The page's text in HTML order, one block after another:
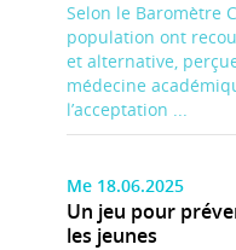
Selon le Baromètre
population ont
et alternative,
médecine
l’acceptation ...
Me 18.06.2025
Un jeu pour
les jeunes